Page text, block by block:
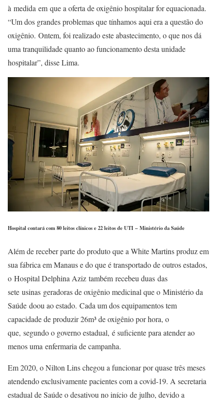
à medida em que a oferta de oxigênio hospitalar for equacionada.
“Um dos grandes problemas que tínhamos aqui era a questão do
oxigênio. Ontem, foi realizado este abastecimento, o que nos dá
uma tranquilidade quanto ao funcionamento desta unidade
hospitalar”, disse Lima.
Hospital contará com 80 leitos clínicos e 22 leitos de UTI –Ministério da Saúde
Além de receber parte do produto que a White Martins produz em
sua fábrica em Manaus e do que é transportado de outros estados,
o Hospital Delphina Aziz também recebeu duas das
sete usinas geradoras de oxigênio medicinal que o Ministério da
Saúde doou ao estado. Cada um dos equipamentos tem
capacidade de produzir 26m³ de oxigênio por hora, o
que, segundo o governo estadual, é suficiente para atender ao
menos uma enfermaria de campanha.
Em 2020, o Nilton Lins chegou a funcionar por quase três meses
atendendo exclusivamente pacientes com a covid-19. A secretaria
estadual de Saúde o desativou no início de julho, devido a